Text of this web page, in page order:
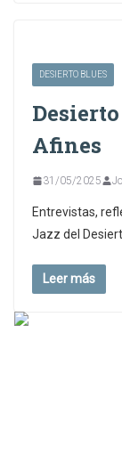
DESIERTO BLUES
Afines
31/05/2025
Entrevistas,
Jazz del
Leer más